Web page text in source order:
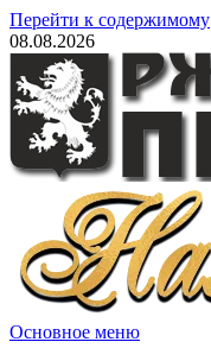
Перейти к содержимому
08.08.2026
Основное меню